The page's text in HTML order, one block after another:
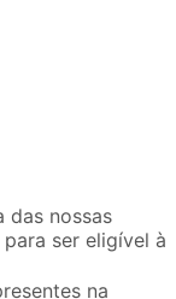
das nossas
ser eligível à
na